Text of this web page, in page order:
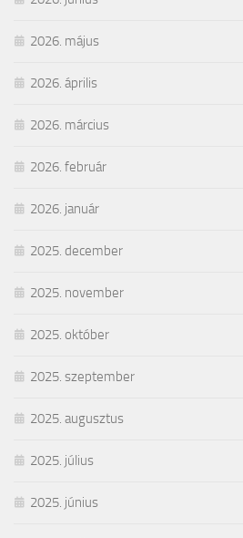
2026. május
2026. április
2026. március
2026. február
2026. január
2025. december
2025. november
2025. október
2025. szeptember
2025. augusztus
2025. július
2025. június